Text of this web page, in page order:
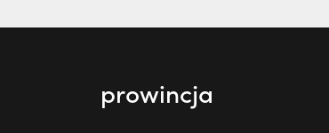
prowincja